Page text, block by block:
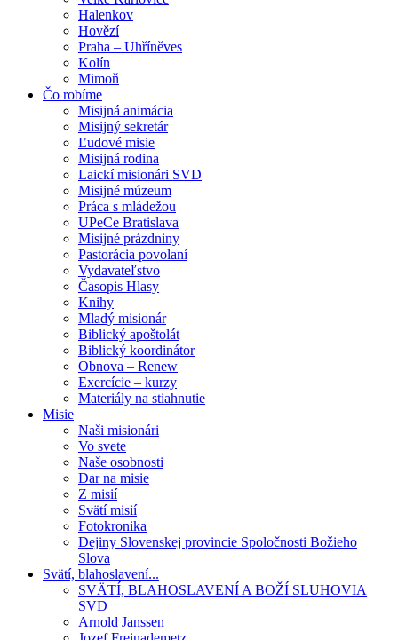
Halenkov
Hovězí
Praha – Uhříněves
Kolín
Mimoň
Čo robíme
Misijná animácia
Misijný sekretár
Ľudové misie
Misijná rodina
Laickí misionári SVD
Misijné múzeum
Práca s mládežou
UPeCe Bratislava
Misijné prázdniny
Pastorácia povolaní
Vydavateľstvo
Časopis Hlasy
Knihy
Mladý misionár
Biblický apoštolát
Biblický koordinátor
Obnova – Renew
Exercície – kurzy
Materiály na stiahnutie
Misie
Naši misionári
Vo svete
Naše osobnosti
Dar na misie
Z misií
Svätí misií
Fotokronika
Dejiny Slovenskej provincie Spoločnosti Božieho
Slova
Svätí, blahoslavení...
SVÄTÍ, BLAHOSLAVENÍ A BOŽÍ SLUHOVIA
SVD
Arnold Janssen